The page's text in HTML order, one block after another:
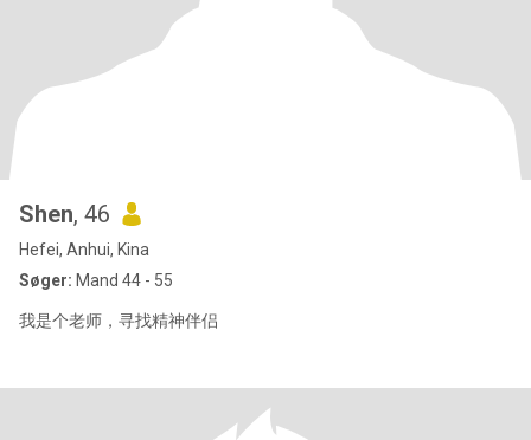
Shen, 46
Hefei, Anhui, Kina
Søger: Mand 44 - 55
我是个老师，寻找精神伴侣